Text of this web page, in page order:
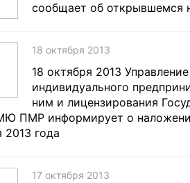
сообщает об открывшемся
18 октября 2013
18 октября 2013
индивидуального
ним и лицензирования
ПМР информирует о
2013 года
17 октября 2013